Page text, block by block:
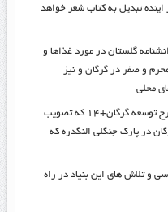
تبدیل به کتاب شعر خواهد
گلستان در مورد غذاها و
و صفر در گرگان و نیز
محلی
توضیحات علیرضا پزشک پور در مورد طرح توسعه گرگان+۱۴ که تصویب
گذار پاییز ۱۰۰۰ رنگ گرگان در پارک جنگلی النگدره که
و تلاش های این بنیاد در راه